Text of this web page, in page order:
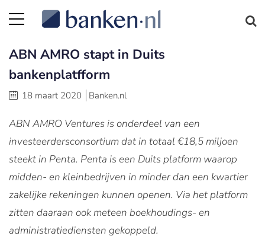
ABN AMRO stapt in Duits
bankenplatfform
18 maart 2020 Banken.nl
ABN AMRO Ventures is onderdeel van een
investeerdersconsortium dat in totaal €18,5 miljoen
steekt in Penta. Penta is een Duits platform waarop
midden- en kleinbedrijven in minder dan een kwartier
zakelijke rekeningen kunnen openen. Via het platform
zitten daaraan ook meteen boekhoudings- en
administratiediensten gekoppeld.